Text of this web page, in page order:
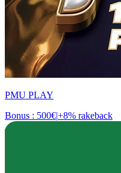
PMU PLAY
Bonus : 500€|+8% rakeback